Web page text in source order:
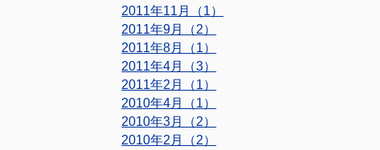
2011年11月（1）
2011年9月（2）
2011年8月（1）
2011年4月（3）
2011年2月（1）
2010年4月（1）
2010年3月（2）
2010年2月（2）